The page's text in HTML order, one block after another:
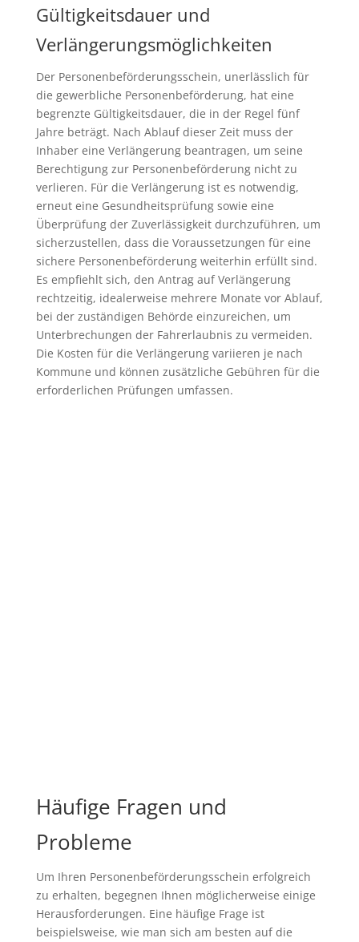
Gültigkeitsdauer und
Verlängerungsmöglichkeiten
Der Personenbeförderungsschein, unerlässlich für
die gewerbliche Personenbeförderung, hat eine
begrenzte Gültigkeitsdauer, die in der Regel fünf
Jahre beträgt. Nach Ablauf dieser Zeit muss der
Inhaber eine Verlängerung beantragen, um seine
Berechtigung zur Personenbeförderung nicht zu
verlieren. Für die Verlängerung ist es notwendig,
erneut eine Gesundheitsprüfung sowie eine
Überprüfung der Zuverlässigkeit durchzuführen, um
sicherzustellen, dass die Voraussetzungen für eine
sichere Personenbeförderung weiterhin erfüllt sind.
Es empfiehlt sich, den Antrag auf Verlängerung
rechtzeitig, idealerweise mehrere Monate vor Ablauf,
bei der zuständigen Behörde einzureichen, um
Unterbrechungen der Fahrerlaubnis zu vermeiden.
Die Kosten für die Verlängerung variieren je nach
Kommune und können zusätzliche Gebühren für die
erforderlichen Prüfungen umfassen.
Häufige Fragen und
Probleme
Um Ihren Personenbeförderungsschein erfolgreich
zu erhalten, begegnen Ihnen möglicherweise einige
Herausforderungen. Eine häufige Frage ist
beispielsweise, wie man sich am besten auf die